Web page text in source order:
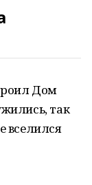
Дом
так
вселился